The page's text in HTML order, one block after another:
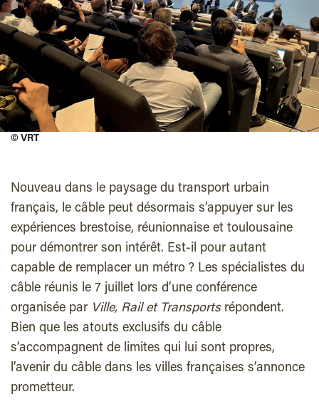
© VRT
Nouveau dans le paysage du transport urbain
français, le câble peut désormais s’appuyer sur les
expériences brestoise, réunionnaise et toulousaine
pour démontrer son intérêt. Est-il pour autant
capable de remplacer un métro ? Les spécialistes du
câble réunis le 7 juillet lors d’une conférence
organisée par Ville, Rail et Transportsrépondent.
Bien que les atouts exclusifs du câble
s’accompagnent de limites qui lui sont propres,
l’avenir du câble dans les villes françaises s’annonce
prometteur.